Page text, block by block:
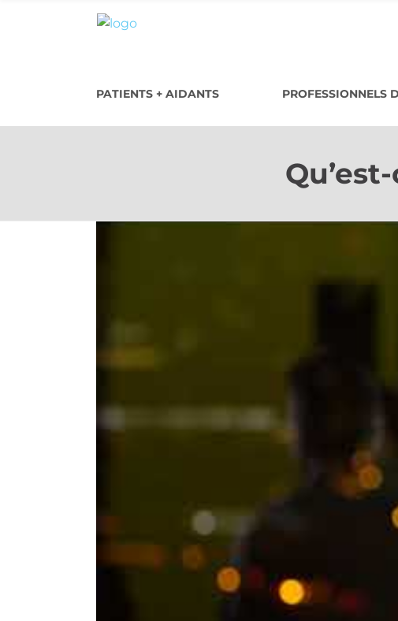
PATIENTS + AIDANTS PROFESSIONNELS